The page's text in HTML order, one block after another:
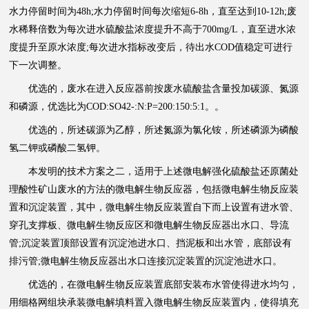
水力停留时间为48h;水力停留时间每次缩短6-8h，直至达到10-12h;废
水稀释倍数为每次进水硫酸盐浓度提升不高于700mg/L，直至进水浓
度提升至原水浓度;每次进水指标改变后，待出水COD值稳定可进行
下一次调整。
优选的，废水在进入反应器前按废水硫酸盐含量投加碳源、氮源
和磷源，优选比为COD:SO42-:N:P=200:150:5:1。。
优选的，所述碳源为乙醇，所述氮源为氯化铵，所述磷源为磷酸
氢二钾或磷酸二氢钾。
本发明的技术方案之二，适用于上述微电解强化硫酸盐还原菌处
理酸性矿山废水的方法的微电解生物反应器，包括微电解生物反应装
置和沉淀装置，其中，微电解生物反应装置自下而上设置有进水管、
穿孔支撑板、微电解生物反应区和微电解生物反应器出水口、导流
管;沉淀装置顶部设置有沉淀池进水口、挡泥板和出水管，底部设有
排污管;微电解生物反应器出水口连接沉淀装置的沉淀池进水口。
优选的，在微电解生物反应装置底部安装布水管使得进水均匀，
用细格网组块承装微电解填料置入微电解生物反应装置内，使得填充